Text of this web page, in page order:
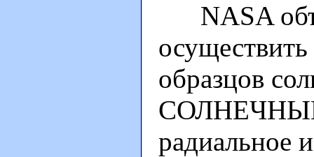
NASA
образцов
СОЛНЕЧНЫЙ
радиальное